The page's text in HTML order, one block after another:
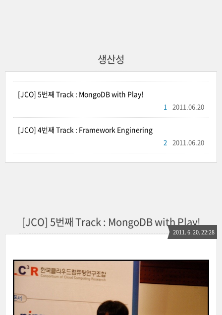
생산성
[JCO] 5번째 Track : MongoDB with Play!
2011.06.20
1
[JCO] 4번째 Track : Framework Enginering
2011.06.20
2
[JCO] 5번째 Track : MongoDB with Play!
2011. 6. 20. 22:28